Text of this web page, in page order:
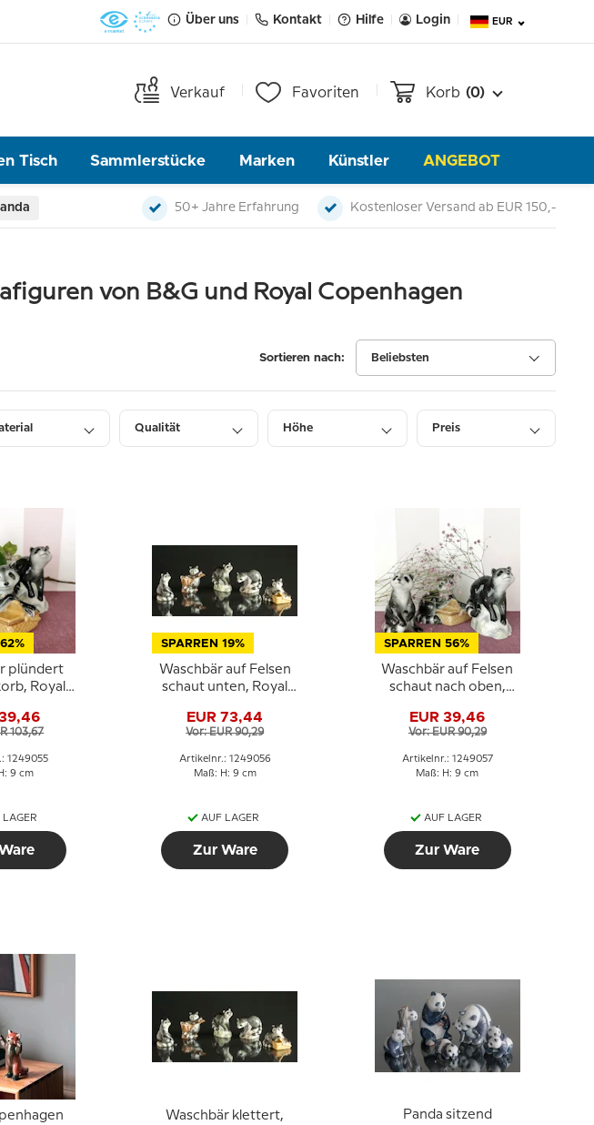
Über uns Kontakt Hilfe Login EUR
Verkauf Favoriten Korb (0)
Tisch Sammlerstücke Marken Künstler ANGEBOT
50+ Jahre Erfahrung Kostenloser Versand ab EUR 150,-
von B&G und Royal Copenhagen
Sortieren nach: Beliebsten
Qualität Höhe Preis
plündert
Royal
103,67
1249055
9 cm
LAGER
SPARREN 19%
Waschbär auf Felsen
schaut unten, Royal
056
EUR 73,44
Vor: EUR 90,29
Artikelnr.: 1249056
Maß: H: 9 cm
AUF LAGER
Zur Ware
SPARREN 56%
Waschbär auf Felsen
schaut nach oben,
Figur Nr. 057
EUR 39,46
Vor: EUR 90,29
Artikelnr.: 1249057
Maß: H: 9 cm
AUF LAGER
Zur Ware
Waschbär klettert,
Panda sitzend